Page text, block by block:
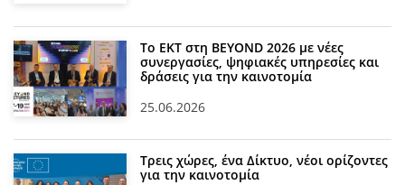
Το ΕΚΤ στη BEYOND 2026 με νέες
συνεργασίες, ψηφιακές υπηρεσίες και
δράσεις για την καινοτομία
25.06.2026
Τρεις χώρες, ένα Δίκτυο, νέοι ορίζοντες
για την καινοτομία